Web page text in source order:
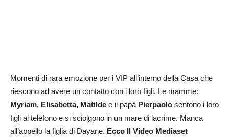
Momenti di rara emozione per i VIP all’interno della Casa che
riescono ad avere un contatto con i loro figli. Le mamme:
Myriam, Elisabetta, Matilde e il papà Pierpaolo sentono i loro
figli al telefono e si sciolgono in un mare di lacrime. Manca
all’appello la figlia di Dayane. Ecco Il Video Mediaset